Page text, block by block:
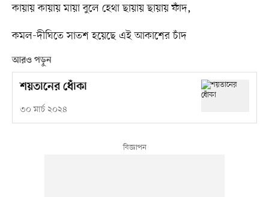
কায়ায় কায়ায় মায়া বুলে হেথা ছায়ায় ছায়ায় ফাঁদ,
কমল-দীঘিতে সাতশ হয়েছে এই আকাশের চাঁদ
আরও পড়ুন
শয়তানের ধোঁকা
৩০ মার্চ ২০২৪